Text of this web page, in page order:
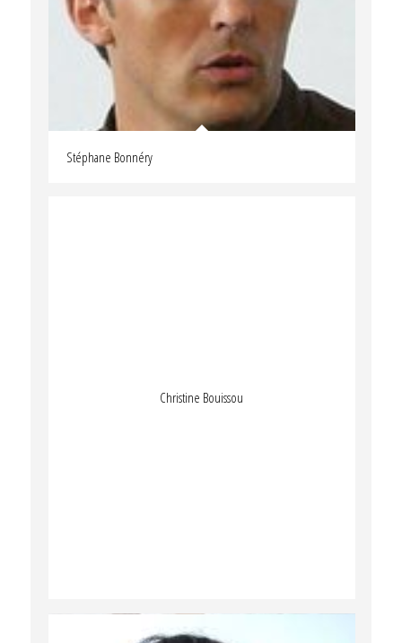
Stéphane Bonnéry
Christine Bouissou